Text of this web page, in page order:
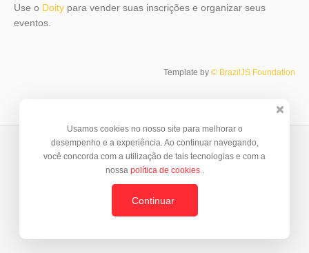
Use o Doity para vender suas inscrições e organizar seus
eventos.
Template by © BrazilJS Foundation
Usamos cookies no nosso site para melhorar o
desempenho e a experiência. Ao continuar navegando,
você concorda com a utilização de tais tecnologias e com a
nossa política de cookies .
Continuar